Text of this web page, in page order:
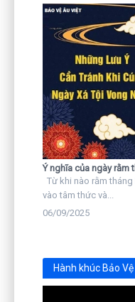
Ý nghĩa của ngày rằm
Từ khi nào rằm tháng
vào tâm thức và...
06/09/2025
Hành khúc Bảo